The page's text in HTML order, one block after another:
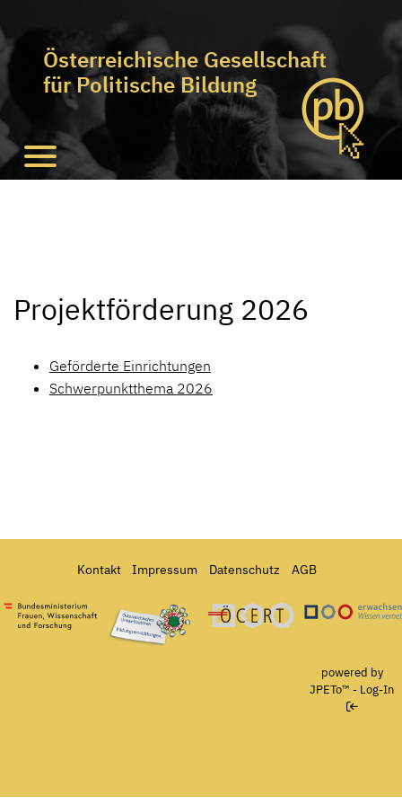
Österreichische Gesellschaft
für Politische Bildung
Projektförderung 2026
Geförderte Einrichtungen
Schwerpunktthema 2026
Kontakt Impressum Datenschutz AGB
Bundesministerium für Frauen, Wissenschaft und Forschung
Österreichisches Umweltzeichen für
Ö-Cert
powered by
JPETo™ - Log-In